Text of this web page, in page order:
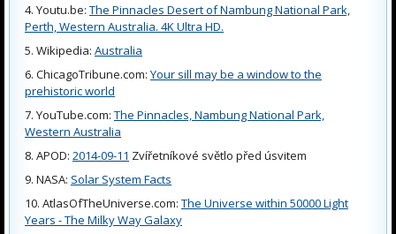
Youtu.be: The Pinnacles Desert of Nambung National Park,
Perth, Western Australia. 4K Ultra HD.
Wikipedia: Australia
ChicagoTribune.com: Your sill may be a window to the
prehistoric world
YouTube.com: The Pinnacles, Nambung National Park,
Western Australia
APOD: 2014-09-11 Zvířetníkové světlo před úsvitem
NASA: Solar System Facts
AtlasOfTheUniverse.com: The Universe within 50000 Light
Years - The Milky Way Galaxy